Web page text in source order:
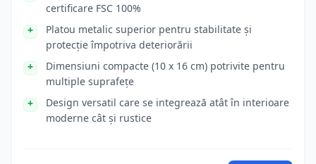
certificare FSC 100%
Platou metalic superior pentru stabilitate și
protecție împotriva deteriorării
Dimensiuni compacte (10 x 16 cm) potrivite pentru
multiple suprafețe
Design versatil care se integrează atât în interioare
moderne cât și rustice